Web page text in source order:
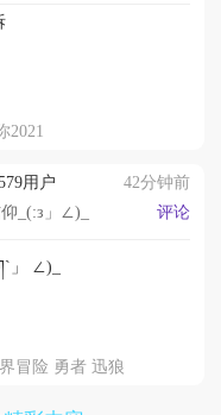
2021
用户
42分钟前
_(:з」∠)_
评论
」 ∠)_
冒险 勇者 迅狼